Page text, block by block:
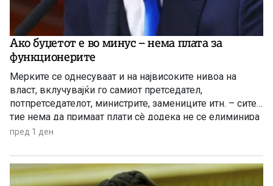
Ако буџетот е во минус – нема плата за
функционерите
Мерките се однесуваат и на највисоките нивоа на
власт, вклучувајќи го самиот претседател,
потпретседателот, министрите, замениците итн. – сите
тие нема да примаат плати сè додека не се елиминира
буџетскиот дефицит
пред 1 ден